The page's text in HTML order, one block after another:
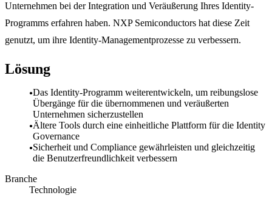
Unternehmen bei der Integration und Veräußerung Ihres Identity-
Programms erfahren haben. NXP Semiconductors hat diese Zeit
genutzt, um ihre Identity-Managementprozesse zu verbessern.
Lösung
Das Identity-Programm weiterentwickeln, um reibungslose
Übergänge für die übernommenen und veräußerten
Unternehmen sicherzustellen
Ältere Tools durch eine einheitliche Plattform für die Identity
Governance
Sicherheit und Compliance gewährleisten und gleichzeitig
die Benutzerfreundlichkeit verbessern
Branche
Technologie